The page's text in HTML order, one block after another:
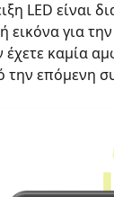
LED είναι
για
καμία
την επόμενη